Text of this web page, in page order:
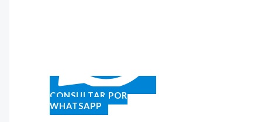
CONSULTAR POR
WHATSAPP